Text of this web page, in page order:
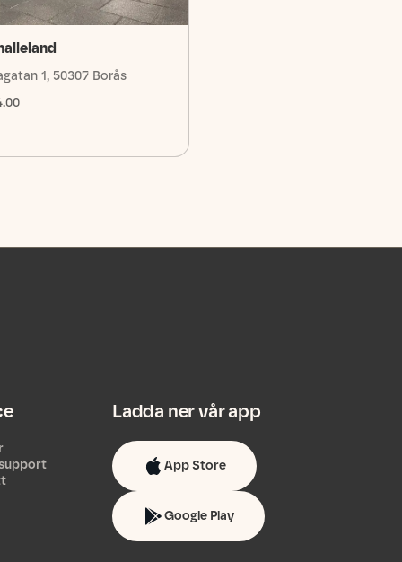
1, 50307 Borås
Ladda ner vår app
App Store
Google Play